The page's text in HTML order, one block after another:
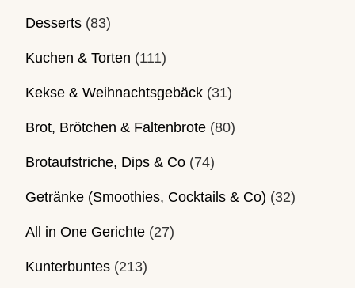
Desserts (83)
Kuchen & Torten (111)
Kekse & Weihnachtsgebäck (31)
Brot, Brötchen & Faltenbrote (80)
Brotaufstriche, Dips & Co (74)
Getränke (Smoothies, Cocktails & Co) (32)
All in One Gerichte (27)
Kunterbuntes (213)